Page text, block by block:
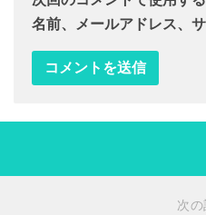
名前、メールアドレス、
次